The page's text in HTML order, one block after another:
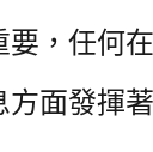
，任何
面發揮